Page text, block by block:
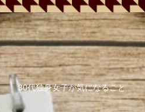
30代独身女子が気になること